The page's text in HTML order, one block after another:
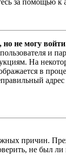
но не могу
и
На
в
причин.
не был